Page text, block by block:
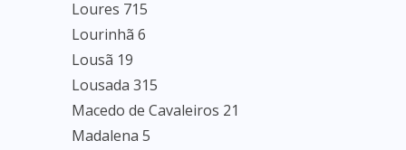
Loures 715
Lourinhã 6
Lousã 19
Lousada 315
Macedo de Cavaleiros 21
Madalena 5